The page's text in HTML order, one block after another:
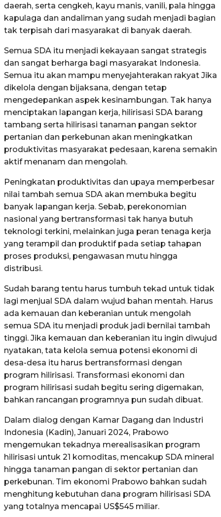
daerah, serta cengkeh, kayu manis, vanili, pala hingga
kapulaga dan andaliman yang sudah menjadi bagian
tak terpisah dari masyarakat di banyak daerah.
Semua SDA itu menjadi kekayaan sangat strategis
dan sangat berharga bagi masyarakat Indonesia.
Semua itu akan mampu menyejahterakan rakyat Jika
dikelola dengan bijaksana, dengan tetap
mengedepankan aspek kesinambungan. Tak hanya
menciptakan lapangan kerja, hilirisasi SDA barang
tambang serta hilirisasi tanaman pangan sektor
pertanian dan perkebunan akan meningkatkan
produktivitas masyarakat pedesaan, karena semakin
aktif menanam dan mengolah.
Peningkatan produktivitas dan upaya memperbesar
nilai tambah semua SDA akan membuka begitu
banyak lapangan kerja. Sebab, perekonomian
nasional yang bertransformasi tak hanya butuh
teknologi terkini, melainkan juga peran tenaga kerja
yang terampil dan produktif pada setiap tahapan
proses produksi, pengawasan mutu hingga
distribusi.
Sudah barang tentu harus tumbuh tekad untuk tidak
lagi menjual SDA dalam wujud bahan mentah. Harus
ada kemauan dan keberanian untuk mengolah
semua SDA itu menjadi produk jadi bernilai tambah
tinggi. Jika kemauan dan keberanian itu ingin diwujud
nyatakan, tata kelola semua potensi ekonomi di
desa-desa itu harus bertransformasi dengan
program hilirisasi. Transformasi ekonomi dan
program hilirisasi sudah begitu sering digemakan,
bahkan rancangan programnya pun sudah dibuat.
Dalam dialog dengan Kamar Dagang dan Industri
Indonesia (Kadin), Januari 2024, Prabowo
mengemukan tekadnya merealisasikan program
hilirisasi untuk 21 komoditas, mencakup SDA mineral
hingga tanaman pangan di sektor pertanian dan
perkebunan. Tim ekonomi Prabowo bahkan sudah
menghitung kebutuhan dana program hilirisasi SDA
yang totalnya mencapai US$545 miliar.